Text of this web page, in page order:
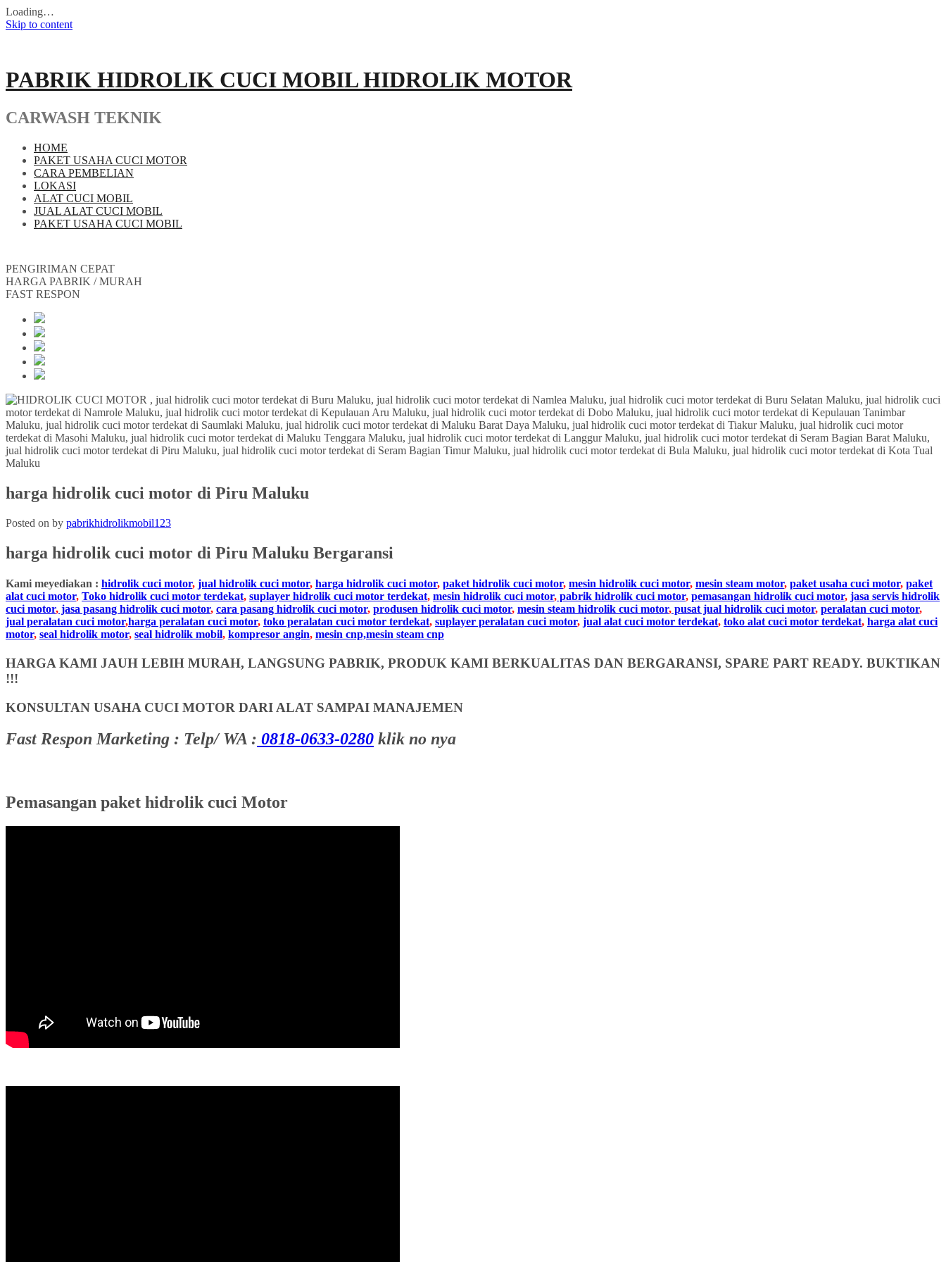
Loading…
Skip to content
PABRIK HIDROLIK CUCI MOBIL HIDROLIK MOTOR
CARWASH TEKNIK
HOME
PAKET USAHA CUCI MOTOR
CARA PEMBELIAN
LOKASI
ALAT CUCI MOBIL
JUAL ALAT CUCI MOBIL
PAKET USAHA CUCI MOBIL
PENGIRIMAN CEPAT
HARGA PABRIK / MURAH
FAST RESPON
harga hidrolik cuci motor di Piru Maluku
Posted on by pabrikhidrolikmobil123
harga hidrolik cuci motor di Piru Maluku Bergaransi
Kami meyediakan : hidrolik cuci motor, jual hidrolik cuci motor, harga hidrolik cuci motor, paket hidrolik cuci motor, mesin hidrolik cuci motor, mesin steam motor, paket usaha cuci motor, paket
alat cuci motor, Toko hidrolik cuci motor terdekat, suplayer hidrolik cuci motor terdekat, mesin hidrolik cuci motor, pabrik hidrolik cuci motor, pemasangan hidrolik cuci motor, jasa servis hidrolik
cuci motor, jasa pasang hidrolik cuci motor, cara pasang hidrolik cuci motor, produsen hidrolik cuci motor, mesin steam hidrolik cuci motor, pusat jual hidrolik cuci motor, peralatan cuci motor,
jual peralatan cuci motor,harga peralatan cuci motor, toko peralatan cuci motor terdekat, suplayer peralatan cuci motor, jual alat cuci motor terdekat, toko alat cuci motor terdekat, harga alat cuci
motor, seal hidrolik motor, seal hidrolik mobil, kompresor angin, mesin cnp,mesin steam cnp
HARGA KAMI JAUH LEBIH MURAH, LANGSUNG PABRIK, PRODUK KAMI BERKUALITAS DAN BERGARANSI, SPARE PART READY. BUKTIKAN
!!!
KONSULTAN USAHA CUCI MOTOR DARI ALAT SAMPAI MANAJEMEN
Fast Respon Marketing : Telp/ WA : 0818-0633-0280 klik no nya
Pemasangan paket hidrolik cuci Motor